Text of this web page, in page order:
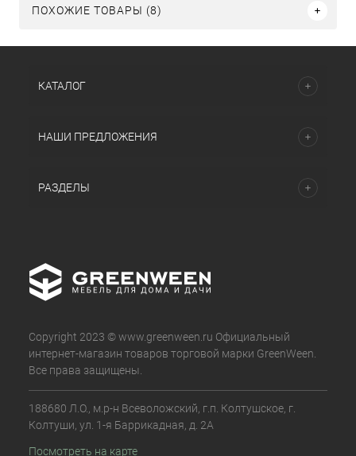
ПОХОЖИЕ ТОВАРЫ (8)
КАТАЛОГ
НАШИ ПРЕДЛОЖЕНИЯ
РАЗДЕЛЫ
Copyright 2023 © www.greenween.ru Официальный
интернет-магазин товаров торговой марки GreenWeen.
Все права защищены.
188680 Л.О., м.р-н Всеволожский, г.п. Колтушское, г.
Колтуши, ул. 1-я Баррикадная, д. 2А
Посмотреть на карте